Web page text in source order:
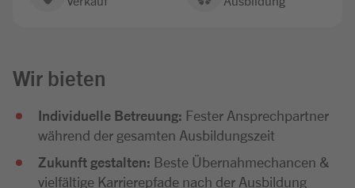
Wir bieten
Individuelle Betreuung: Fester Ansprechpartner
während der gesamten Ausbildungszeit
Zukunft gestalten: Beste Übernahmechancen &
vielfältige Karrierepfade nach der Ausbildung